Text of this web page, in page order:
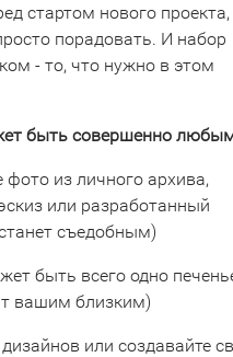
стартом нового
порадовать. И набор
- то, что нужно в этом
быть совершенно
из личного архива,
или разработанный
съедобным)
быть всего одно
вашим близким)
или создавайте